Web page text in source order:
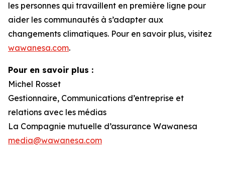
les personnes qui travaillent en première ligne pour
aider les communautés à s’adapter aux
changements climatiques. Pour en savoir plus, visitez
wawanesa.com.
Pour en savoir plus :
Michel Rosset
Gestionnaire, Communications d’entreprise et
relations avec les médias
La Compagnie mutuelle d’assurance Wawanesa
media@wawanesa.com